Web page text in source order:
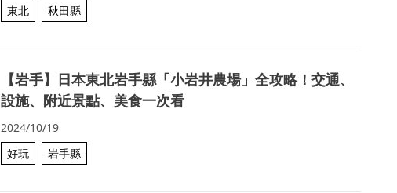
東北
秋田縣
【岩手】日本東北岩手縣「小岩井農場」全攻略！交通、
設施、附近景點、美食一次看
2024/10/19
好玩
岩手縣